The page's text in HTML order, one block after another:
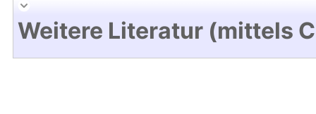
Weitere Literatur (mittels